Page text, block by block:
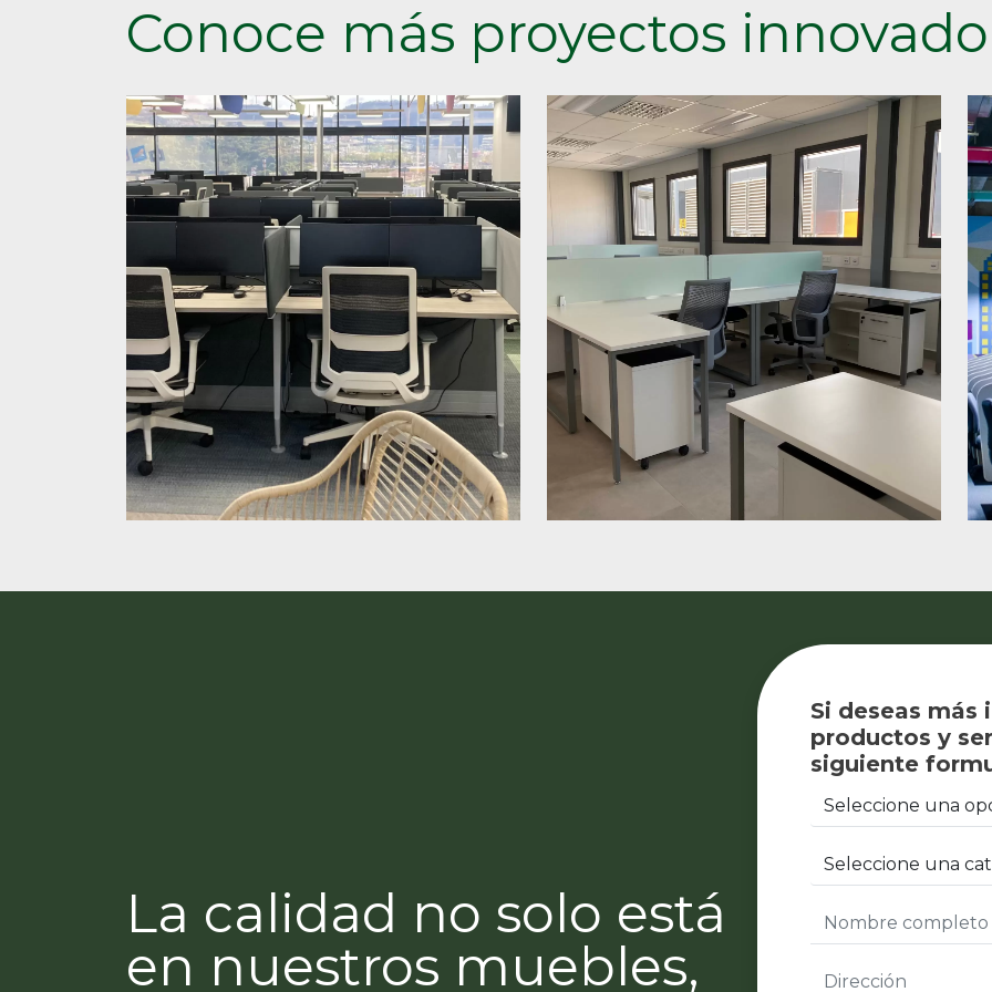
Conoce más proyectos
La calidad no solo está
en nuestros muebles,
Si deseas
productos y
siguiente